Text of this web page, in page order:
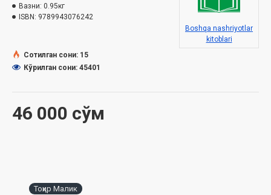
Муқоваси:қаттиқ‎
Биринчи бўлим. Айбсиз айбдорлар
Иккинчи бўлим. Ечилиши мушкул муаммо
Бешинчи бўлим. Ёмонликлар онаси
Олтинчи бўлим. Шайтонлар бошқарувчи олам
46 000 сўм
Вазни: 0.95кг
ISBN: 9789943076242
Boshqa nashriyotlar
kitoblari
Сотилган сони: 15
Кўрилган сони: 45401
Тоҳир Малик